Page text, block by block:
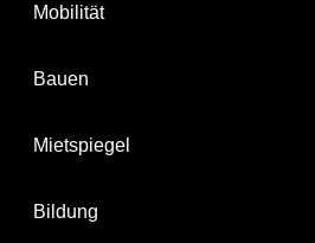
Mobilität
Bauen
Mietspiegel
Bildung